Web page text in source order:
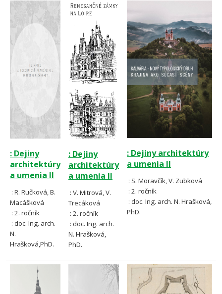
: Dejiny
architektúry
a umenia II
: R. Ručková, B.
Macášková
: 2. ročník
: doc. Ing. arch.
N.
Hrašková,PhD.
: Dejiny
architektúry
a umenia II
: V. Mitrová, V.
Trecáková
: 2. ročník
: doc. Ing. arch.
N. Hrašková,
PhD.
: Dejiny architektúry
a umenia II
: S. Moravčík, V. Zubková
: 2. ročník
: doc. Ing. arch. N. Hrašková,
PhD.